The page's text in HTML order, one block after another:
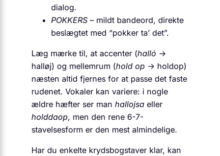
dialog.
POKKERS – mildt bandeord, direkte
beslægtet med “pokker ta’ det”.
Læg mærke til, at accenter (halló →
halløj) og mellemrum (hold op → holdop)
næsten altid fjernes for at passe det faste
rudenet. Vokaler kan variere: i nogle
ældre hæfter ser man hallojsa eller
holddaop, men den rene 6-7-
stavelsesform er den mest almindelige.
Har du enkelte krydsbogstaver klar, kan